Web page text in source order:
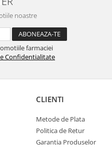
noastre
farmaciei
Confidentialitate
CLIENTI
Metode de Plata
Politica de Retur
Garantia Produselor